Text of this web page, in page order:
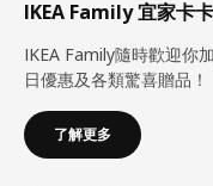
IKEA Family 宜家卡
IKEA Family隨時歡迎你
日優惠及各類驚喜贈品！
了解更多